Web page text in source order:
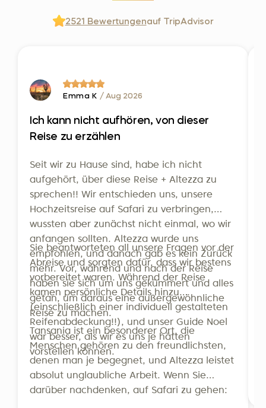
2521 Bewertungenauf TripAdvisor
Emma K / Aug 2026
Ich kann nicht aufhören, von dieser
Reise zu erzählen
Seit wir zu Hause sind, habe ich nicht
aufgehört, über diese Reise + Altezza zu
sprechen!! Wir entschieden uns, unsere
Hochzeitsreise auf Safari zu verbringen,
wussten aber zunächst nicht einmal, wo wir
anfangen sollten. Altezza wurde uns
empfohlen, und danach gab es kein Zurück
mehr. Vor, während und nach der Reise
haben sie sich um uns gekümmert und alles
getan, um daraus eine außergewöhnliche
Reise zu machen.
Sie beantworteten all unsere Fragen vor der
Abreise und sorgten dafür, dass wir bestens
vorbereitet waren. Während der Reise
kamen persönliche Details hinzu
(einschließlich einer individuell gestalteten
Reifenabdeckung!!), und unser Guide Noel
war besser, als wir es uns je hätten
vorstellen können.
Tansania ist ein besonderer Ort, die
Menschen gehören zu den freundlichsten,
denen man je begegnet, und Altezza leistet
absolut unglaubliche Arbeit. Wenn Sie
darüber nachdenken, auf Safari zu gehen: